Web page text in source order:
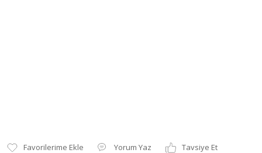
Yorum Yaz
Tavsiye Et